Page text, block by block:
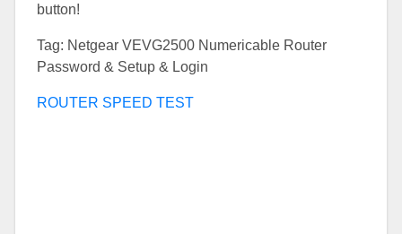
button!
Tag: Netgear VEVG2500 Numericable Router
Password & Setup & Login
ROUTER SPEED TEST